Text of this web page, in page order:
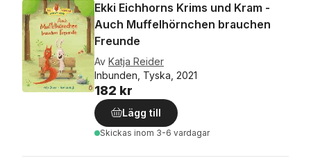
Ekki Eichhorns Krims und Kram -
Auch Muffelhörnchen brauchen
Freunde
Av Katja Reider
Inbunden, Tyska, 2021
182 kr
Lägg till
Skickas inom 3-6 vardagar